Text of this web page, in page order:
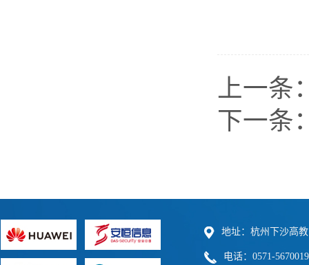
上一条
下一条
地址：杭州下沙高
电话：0571-